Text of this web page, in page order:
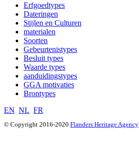
Erfgoedtypes
Dateringen
Stijlen en Culturen
materialen
Soorten
Gebeurtenistypes
Besluit types
Waarde types
aanduidingstypes
GGA motivaties
Brontypes
EN NL FR
© Copyright 2016-2020 Flanders Heritage Agency